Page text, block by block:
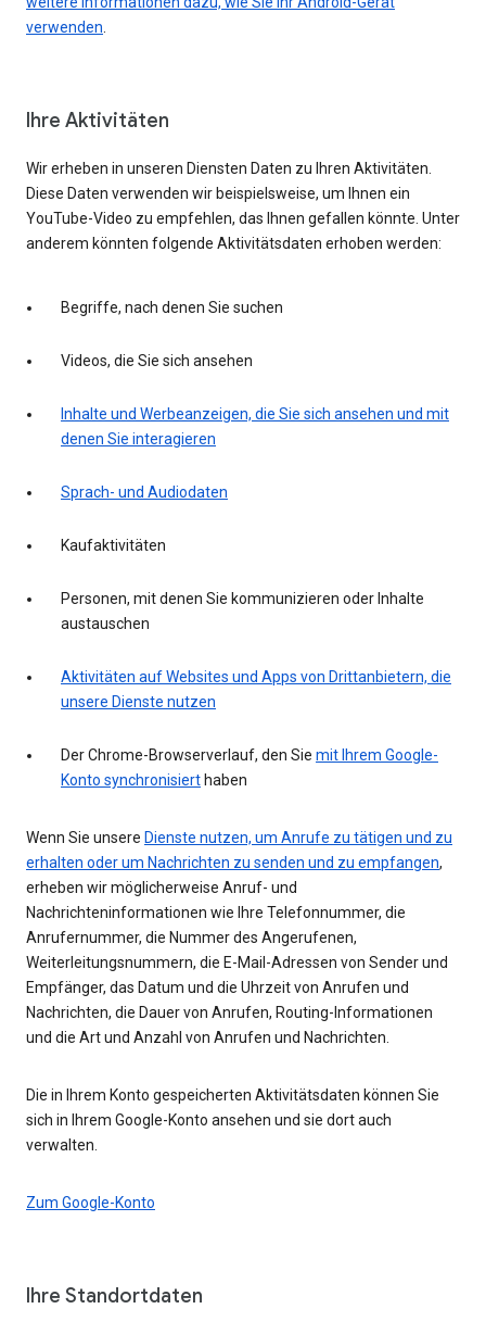
verwenden.
Ihre Aktivitäten
Wir erheben in unseren Diensten Daten zu Ihren Aktivitäten.
Diese Daten verwenden wir beispielsweise, um Ihnen ein
YouTube-Video zu empfehlen, das Ihnen gefallen könnte. Unter
anderem könnten folgende Aktivitätsdaten erhoben werden:
Begriffe, nach denen Sie suchen
Videos, die Sie sich ansehen
Inhalte und Werbeanzeigen, die Sie sich ansehen und mit
denen Sie interagieren
Sprach- und Audiodaten
Kaufaktivitäten
Personen, mit denen Sie kommunizieren oder Inhalte
austauschen
Aktivitäten auf Websites und Apps von Drittanbietern, die
unsere Dienste nutzen
Der Chrome-Browserverlauf, den Sie mit Ihrem Google-
Konto synchronisiert haben
Wenn Sie unsere Dienste nutzen, um Anrufe zu tätigen und zu
erhalten oder um Nachrichten zu senden und zu empfangen,
erheben wir möglicherweise Anruf- und
Nachrichteninformationen wie Ihre Telefonnummer, die
Anrufernummer, die Nummer des Angerufenen,
Weiterleitungsnummern, die E-Mail-Adressen von Sender und
Empfänger, das Datum und die Uhrzeit von Anrufen und
Nachrichten, die Dauer von Anrufen, Routing-Informationen
und die Art und Anzahl von Anrufen und Nachrichten.
Die in Ihrem Konto gespeicherten Aktivitätsdaten können Sie
sich in Ihrem Google-Konto ansehen und sie dort auch
verwalten.
Zum Google-Konto
Ihre Standortdaten